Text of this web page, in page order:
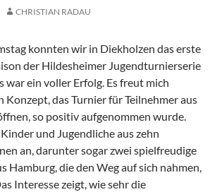
CHRISTIAN RADAU
konnten wir in Diekholzen das erste
der Hildesheimer Jugendturnierserie
war ein voller Erfolg. Es freut mich
Konzept, das Turnier für Teilnehmer aus
so positiv aufgenommen wurde.
und Jugendliche aus zehn
an, darunter sogar zwei spielfreudige
Hamburg, die den Weg auf sich nahmen,
Interesse zeigt, wie sehr die